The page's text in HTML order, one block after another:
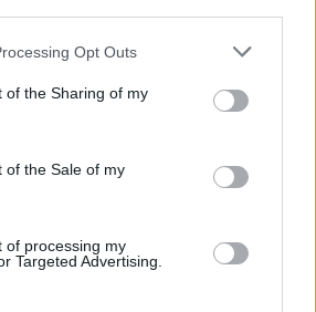
app uses one or more Google
or usage behaviour. You may click to
to Google and its third-party tags to
specified purposes in below Google
Opt Outs
of the Sharing of my
of the Sale of my
of processing my
Targeted Advertising.
magát a McLaren